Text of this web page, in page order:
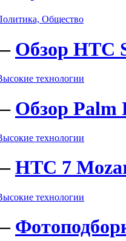
Общество
Обзор HTC
технологии
Обзор Palm
технологии
HTC 7
технологии